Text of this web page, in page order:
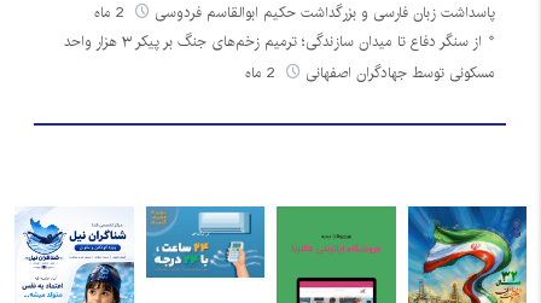
پاسداشت زبان فارسی و بزرگداشت حکیم ابوالقاسم فردوسی
از سنگر دفاع تا میدان سازندگی؛ ترمیم زخم‌های جنگ بر پیکر ۳ هزار واحد
مسکونی توسط جهادگران اصفهانی